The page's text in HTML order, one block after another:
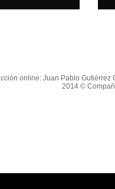
online: Juan Pablo Gutiérrez
2014 ©